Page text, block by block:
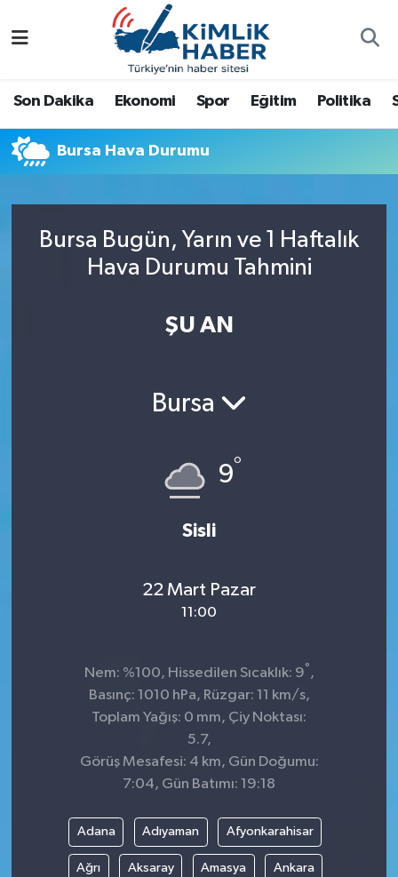
Son Dakika Ekonomi Spor Eğitim Politika
Bursa Hava Durumu
Bursa Bugün, Yarın ve 1 Haftalık
Hava Durumu Tahmini
ŞU AN
Bursa
9°
Sisli
22 Mart Pazar
11:00
Nem: %100, Hissedilen Sıcaklık: 9° ,
Basınç: 1010 hPa, Rüzgar: 11 km/s,
Toplam Yağış: 0 mm, Çiy Noktası:
5.7,
Görüş Mesafesi: 4 km, Gün Doğumu:
7:04, Gün Batımı: 19:18
Adana Adıyaman Afyonkarahisar
Ağrı Aksaray Amasya Ankara
Antalya
Dünya
Eğitim
Sağlık
Teknoloji
Nöbetçi Eczaneler
Namaz Vakitleri
Trafik Durumu
Süper Lig Puan Durumu ve Fikstür
Son Dakika Haberleri